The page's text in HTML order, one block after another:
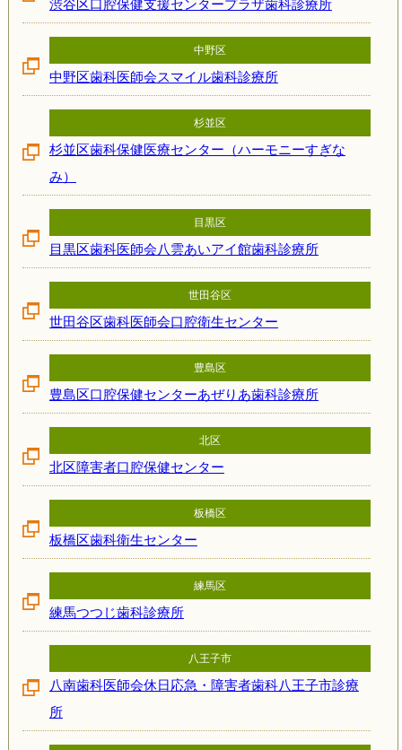
渋谷区口腔保健支援センタープラザ歯科診療所
中野区
中野区歯科医師会スマイル歯科診療所
杉並区
杉並区歯科保健医療センター（ハーモニーすぎな
み）
目黒区
目黒区歯科医師会八雲あいアイ館歯科診療所
世田谷区
世田谷区歯科医師会口腔衛生センター
豊島区
豊島区口腔保健センターあぜりあ歯科診療所
北区
北区障害者口腔保健センター
板橋区
板橋区歯科衛生センター
練馬区
練馬つつじ歯科診療所
八王子市
八南歯科医師会休日応急・障害者歯科八王子市診療
所